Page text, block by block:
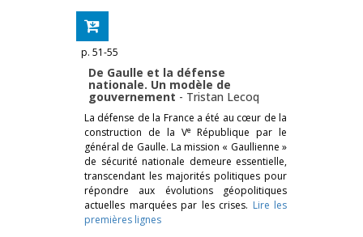
p. 51-55
De Gaulle et la défense
nationale. Un modèle de
gouvernement - Tristan Lecoq
La défense de la France a été au cœur de la
construction de la VeRépublique par le
général de Gaulle. La mission « Gaullienne »
de sécurité nationale demeure essentielle,
transcendant les majorités politiques pour
répondre aux évolutions géopolitiques
actuelles marquées par les crises. Lire les
premières lignes